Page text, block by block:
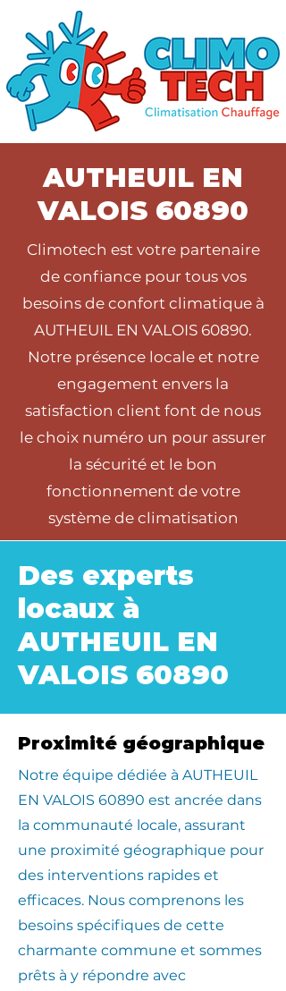
AUTHEUIL EN
VALOIS 60890
Climotech est votre partenaire
de confiance pour tous vos
besoins de confort climatique à
AUTHEUIL EN VALOIS 60890.
Notre présence locale et notre
engagement envers la
satisfaction client font de nous
le choix numéro un pour assurer
la sécurité et le bon
fonctionnement de votre
système de climatisation
Des experts
locaux à
AUTHEUIL EN
VALOIS 60890
Proximité géographique
​Notre équipe dédiée à AUTHEUIL
EN VALOIS 60890 est ancrée dans
la communauté locale, assurant
une proximité géographique pour
des interventions rapides et
efficaces. Nous comprenons les
besoins spécifiques de cette
charmante commune et sommes
prêts à y répondre avec